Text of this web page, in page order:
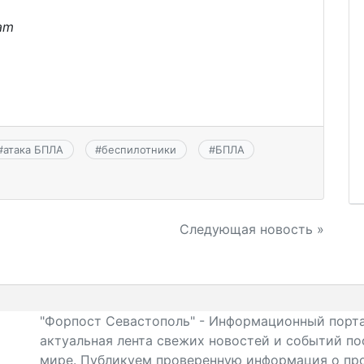
атака БПЛА #беспилотники #БПЛА
Следующая новость »
"Форпост Севастополь" - Информационный
актуальная лента свежих новостей и событий
мире. Публикуем проверенную информация о